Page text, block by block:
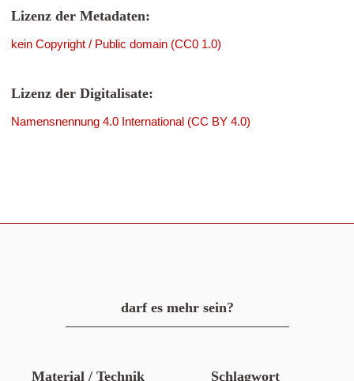
Lizenz der Metadaten:
kein Copyright / Public domain (CC0 1.0)
Lizenz der Digitalisate:
Namensnennung 4.0 International (CC BY 4.0)
darf es mehr sein?
Material / Technik Schlagwort